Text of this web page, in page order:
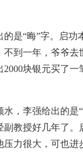
是“晦”字。启功
到一年，爷爷
块银元买了
，李强给出的是
教授好几年了
力很大，可也进